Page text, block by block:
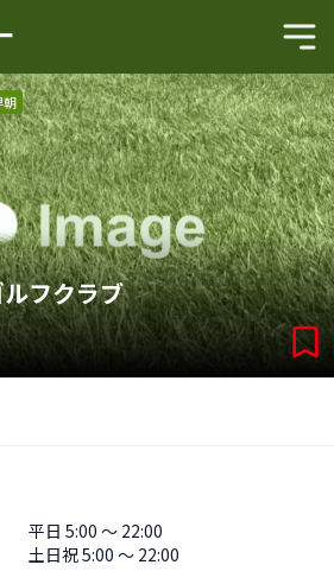
朝
フクラブ
平日 5:00 〜 22:00
土日祝5:00 〜 22:00